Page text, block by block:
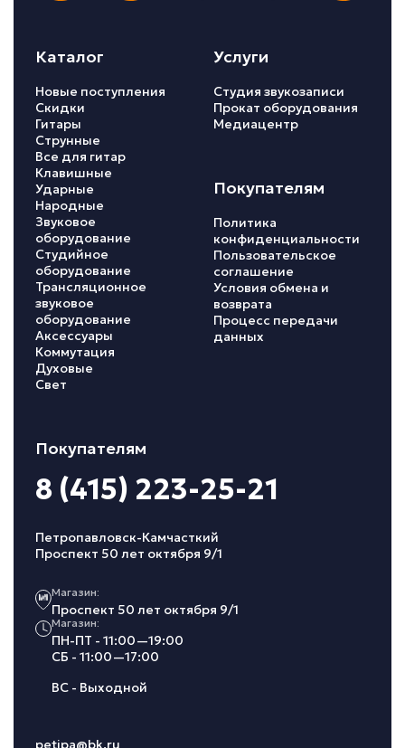
Каталог
Новые поступления
Скидки
Гитары
Струнные
Все для гитар
Клавишные
Ударные
Народные
Звуковое
оборудование
Студийное
оборудование
Трансляционное
звуковое
оборудование
Аксессуары
Коммутация
Духовые
Свет
Услуги
Студия звукозаписи
Прокат оборудования
Медиацентр
Покупателям
Политика
конфиденциальности
Пользовательское
соглашение
Условия обмена и
возврата
Процесс передачи
данных
Покупателям
8 (415) 223-25-21
Петропавловск-Камчасткий
Проспект 50 лет октября 9/1
Магазин:
Проспект 50 лет октября 9/1
Магазин:
ПН-ПТ - 11:00—19:00
СБ - 11:00—17:00
ВС - Выходной
petipa@bk.ru